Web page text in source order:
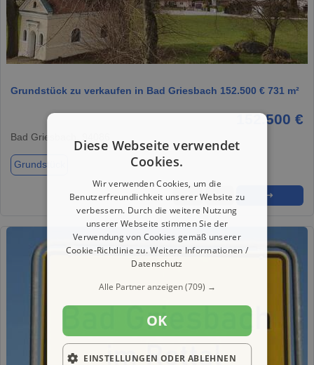
1 / 1
Grundstück zu verkaufen in Bad Griesbach 152.500 € 731 m²
152.500 €
Bad Griesbach, 94086
Grundstück
★ ➦ ➜
Diese Webseite verwendet
Cookies.
Wir verwenden Cookies, um die
Benutzerfreundlichkeit unserer Website zu
verbessern. Durch die weitere Nutzung
unserer Webseite stimmen Sie der
Verwendung von Cookies gemäß unserer
Cookie-Richtlinie zu.Weitere Informationen /
Datenschutz
Alle Partner anzeigen(709) →
OK
EINSTELLUNGEN ODER ABLEHNEN